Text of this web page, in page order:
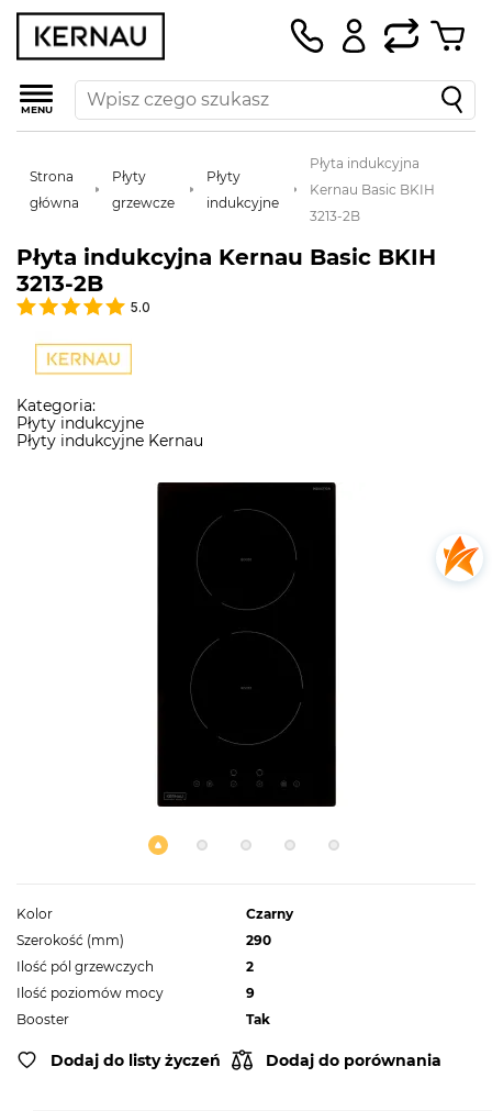
MENU
Strona
główna
Płyty
grzewcze
Płyty
indukcyjne
Płyta indukcyjna
Kernau Basic BKIH
3213-2B
Płyta indukcyjna Kernau Basic BKIH
3213-2B
5.0
Kategoria:
Płyty indukcyjne
Płyty indukcyjne Kernau
Kolor
Czarny
Szerokość (mm)
290
Ilość pól grzewczych
2
Ilość poziomów mocy
9
Booster
Tak
Dodaj do listy życzeń Dodaj do porównania